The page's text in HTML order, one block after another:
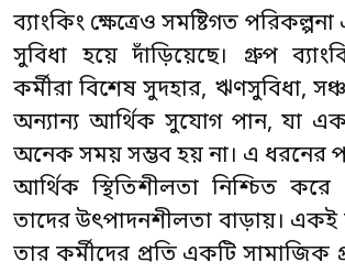
ব্যাংকিং ক্ষেত্রেও সমষ্টিগত
সুবিধা হয়ে দাঁড়িয়েছে। গ্রুপ
কর্মীরা বিশেষ সুদহার, ঋণসুবিধা,
অন্যান্য আর্থিক সুযোগ পান, যা
অনেক সময় সম্ভব হয় না। এ ধরনের
আর্থিক স্থিতিশীলতা নিশ্চিত করে
তাদের উৎপাদনশীলতা বাড়ায়। একই
তার কর্মীদের প্রতি একটি সামাজিক